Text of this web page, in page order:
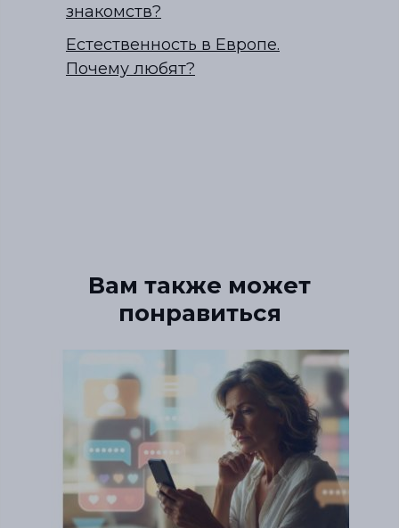
знакомств?
Естественность в Европе.
Почему любят?
Вам также может
понравиться